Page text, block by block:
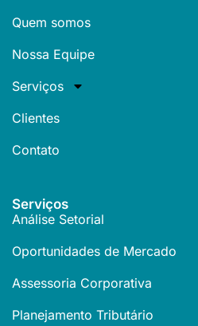
Quem somos
Nossa Equipe
Serviços
Clientes
Contato
Serviços
Análise Setorial
Oportunidades de Mercado
Assessoria Corporativa
Planejamento Tributário